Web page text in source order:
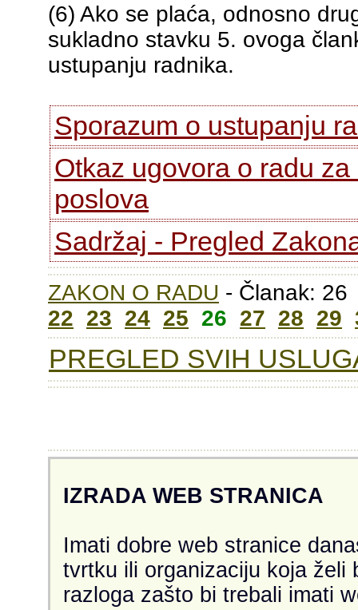
(6) Ako se plaća, odnosno
sukladno stavku 5. ovoga
ustupanju radnika.
Sporazum o ustupanju
Otkaz ugovora o radu
poslova
Sadržaj - Pregled
ZAKON O RADU - Članak:
22 23 24 25 26 27 28 29
PREGLED SVIH
IZRADA WEB STRANICA
Imati dobre web stranice
tvrtku ili organizaciju koja želi
razloga zašto bi trebali imati